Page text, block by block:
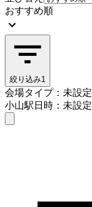
おすすめ順
絞り込み1
会場タイプ：未設定
小山駅日時：未設定